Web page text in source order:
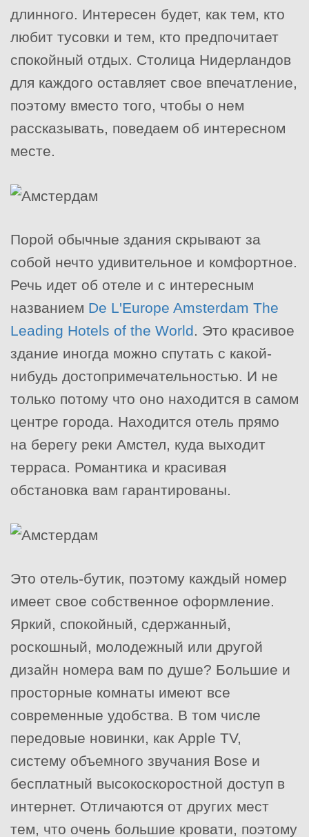
длинного. Интересен будет, как тем, кто
любит тусовки и тем, кто предпочитает
спокойный отдых. Столица Нидерландов
для каждого оставляет свое впечатление,
поэтому вместо того, чтобы о нем
рассказывать, поведаем об интересном
месте.
Порой обычные здания скрывают за
собой нечто удивительное и комфортное.
Речь идет об отеле и с интересным
названием De L'Europe Amsterdam The
Leading Hotels of the World. Это красивое
здание иногда можно спутать с какой-
нибудь достопримечательностью. И не
только потому что оно находится в самом
центре города. Находится отель прямо
на берегу реки Амстел, куда выходит
терраса. Романтика и красивая
обстановка вам гарантированы.
Это отель-бутик, поэтому каждый номер
имеет свое собственное оформление.
Яркий, спокойный, сдержанный,
роскошный, молодежный или другой
дизайн номера вам по душе? Большие и
просторные комнаты имеют все
современные удобства. В том числе
передовые новинки, как Apple TV,
систему объемного звучания Bose и
бесплатный высокоскоростной доступ в
интернет. Отличаются от других мест
тем, что очень большие кровати, поэтому